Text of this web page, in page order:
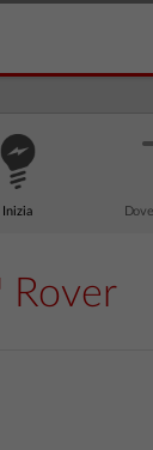
Inizia
Rover